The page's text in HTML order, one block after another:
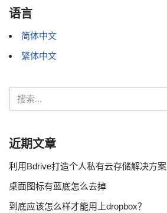
语言
简体中文
繁体中文
近期文章
利用Bdrive打造个人私有云存储解决方案
桌面图标有蓝底怎么去掉
到底应该怎么样才能用上dropbox？